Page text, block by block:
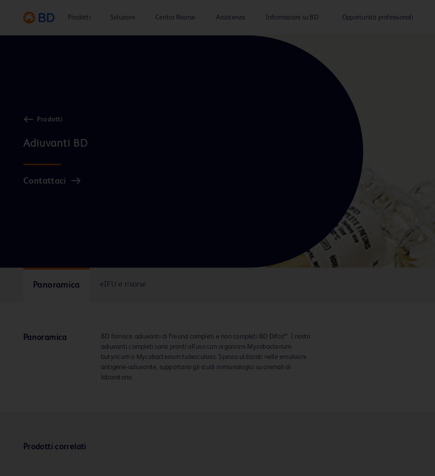
Prodotti Soluzioni Centro Risorse Assistenza Informazioni su BD Opportunità professionali
Prodotti
Contattaci
Panoramica eIFU e risorse
Panoramica
BD fornisce adiuvanti di Freund completi e non completi BD Difco™. I nostri
adiuvanti completi sono pronti all'uso con organismi Mycobacterium
butyricum o Mycobacterium tuberculosis. Spesso utilizzati nelle emulsioni
antigene-adiuvante, supportano gli studi immunologici su animali di
laboratorio.
Prodotti correlati